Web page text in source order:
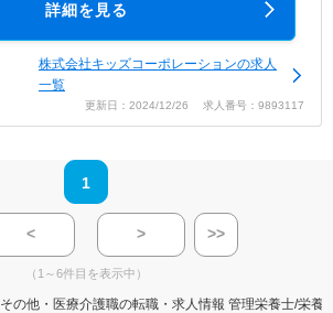
詳細を見る
株式会社キッズコーポレーションの求人
一覧
更新日：2024/12/26 求人番号：9893117
1
< > >>
（1～6件目を表示中）
その他・医療介護職の転職・求人情報 管理栄養士/栄養